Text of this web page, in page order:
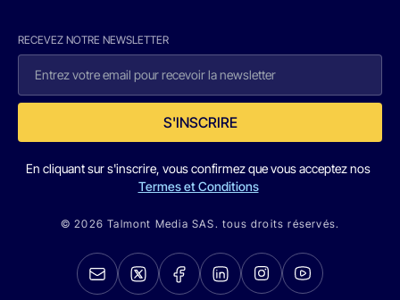
RECEVEZ NOTRE NEWSLETTER
S'INSCRIRE
En cliquant sur s'inscrire, vous confirmez que vous acceptez nos
Termes et Conditions
© 2026 Talmont Media SAS. tous droits réservés.